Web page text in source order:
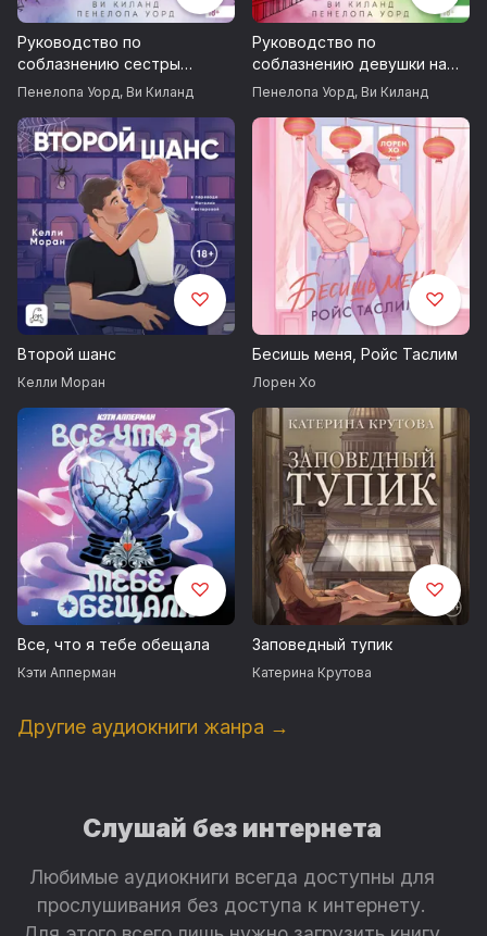
Руководство по
соблазнению сестры
лучшего друга
Пенелопа Уорд, Ви Киланд
Руководство по
соблазнению девушки на
одну ночь
Пенелопа Уорд, Ви Киланд
Второй шанс
Келли Моран
Бесишь меня, Ройс Таслим
Лорен Хо
Все, что я тебе обещала
Кэти Апперман
Заповедный тупик
Катерина Крутова
Другие аудиокниги жанра →
Слушай без интернета
Любимые аудиокниги всегда доступны для
прослушивания без доступа к интернету.